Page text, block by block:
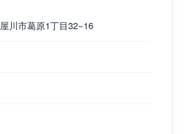
川市葛原1丁目32−16